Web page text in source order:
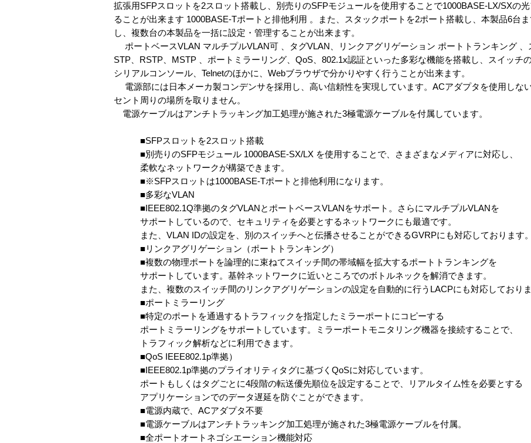
拡張用SFPスロットを2スロット搭載し、別売りのSFPモジュールを使用することで1000BASE-LX/SXの
ることが出来ます 1000BASE-Tポートと排他利用 。また、スタックポートを2ポート搭載し、本製品6台
し、複数台の本製品を一括に設定・管理することが出来ます。
ポートベースVLAN マルチプルVLAN可 、タグVLAN、リンクアグリゲーション ポートトランキング 、
STP、RSTP、MSTP 、ポートミラーリング、QoS、802.1x認証といった多彩な機能を搭載し、スイッチ
シリアルコンソール、Telnetのほかに、Webブラウザで分かりやすく行うことが出来ます。
電源部には日本メーカ製コンデンサを採用し、高い信頼性を実現しています。ACアダプタを使用しな
セント周りの場所を取りません。
電源ケーブルはアンチトラッキング加工処理が施された3極電源ケーブルを付属しています。
■SFPスロットを2スロット搭載
■別売りのSFPモジュール 1000BASE-SX/LX を使用することで、さまざまなメディアに対応し、
柔軟なネットワークが構築できます。
■※SFPスロットは1000BASE-Tポートと排他利用になります。
■多彩なVLAN
■IEEE802.1Q準拠のタグVLANとポートベースVLANをサポート。さらにマルチプルVLANを
サポートしているので、セキュリティを必要とするネットワークにも最適です。
また、VLAN IDの設定を、別のスイッチへと伝播させることができるGVRPにも対応しております。
■リンクアグリゲーション（ポートトランキング）
■複数の物理ポートを論理的に束ねてスイッチ間の帯域幅を拡大するポートトランキングを
サポートしています。基幹ネットワークに近いところでのボトルネックを解消できます。
また、複数のスイッチ間のリンクアグリゲーションの設定を自動的に行うLACPにも対応しておりま
■ポートミラーリング
■特定のポートを通過するトラフィックを指定したミラーポートにコピーする
ポートミラーリングをサポートしています。ミラーポートモニタリング機器を接続することで、
トラフィック解析などに利用できます。
■QoS IEEE802.1p準拠）
■IEEE802.1p準拠のプライオリティタグに基づくQoSに対応しています。
ポートもしくはタグごとに4段階の転送優先順位を設定することで、リアルタイム性を必要とする
アプリケーションでのデータ遅延を防ぐことができます。
■電源内蔵で、ACアダプタ不要
■電源ケーブルはアンチトラッキング加工処理が施された3極電源ケーブルを付属。
■全ポートオートネゴシエーション機能対応